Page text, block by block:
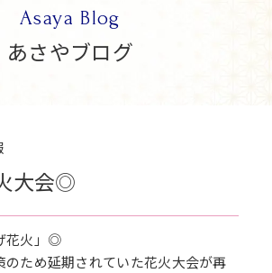
Asaya Blog
あさやブログ
大会◎
花火」◎
ため延期されていた花火大会が再